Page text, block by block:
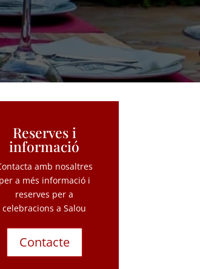
Reserves i
informació
amb nosaltres
per a més informació i
reserves per a
celebracions a Salou
Contacte